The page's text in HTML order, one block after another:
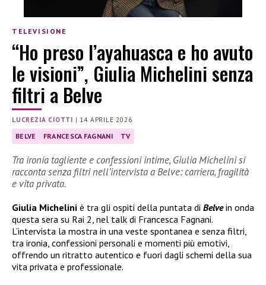
TELEVISIONE
“Ho preso l’ayahuasca e ho avuto
le visioni”, Giulia Michelini senza
filtri a Belve
LUCREZIA CIOTTI | 14 APRILE 2026
BELVE FRANCESCA FAGNANI TV
Tra ironia tagliente e confessioni intime, Giulia Michelini si
racconta senza filtri nell’intervista a Belve: carriera, fragilità
e vita privata.
Giulia Michelini è tra gli ospiti della puntata di Belve in onda
questa sera su Rai 2, nel talk di Francesca Fagnani.
L’intervista la mostra in una veste spontanea e senza filtri,
tra ironia, confessioni personali e momenti più emotivi,
offrendo un ritratto autentico e fuori dagli schemi della sua
vita privata e professionale.